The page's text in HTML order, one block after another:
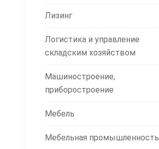
Лизинг
Логистика и управление
складским хозяйством
Машиностроение,
приборостроение
Мебель
Мебельная промышленность